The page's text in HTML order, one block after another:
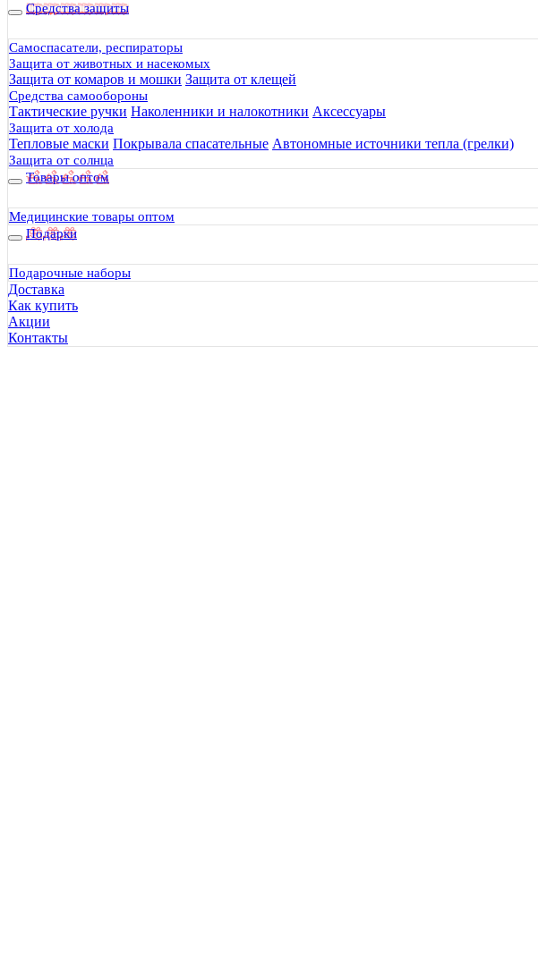
Средства защиты
Самоспасатели, респираторы
Защита от животных и насекомых
Защита от комаров и мошки Защита от клещей
Средства самообороны
Тактические ручки Наколенники и налокотники Аксессуары
Защита от холода
Тепловые маски Покрывала спасательные Автономные источники тепла (грелки)
Защита от солнца
Товары оптом
Медицинские товары оптом
Подарки
Подарочные наборы
Доставка
Как купить
Акции
Контакты